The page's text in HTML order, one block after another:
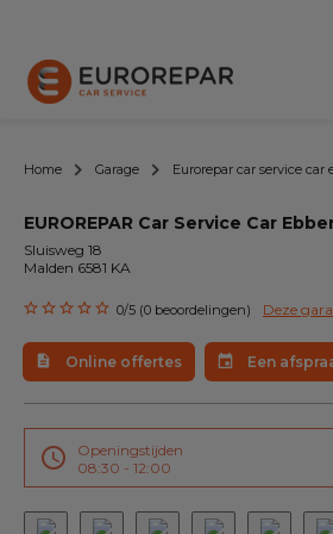
Een afspraak maken
Online offertes
EUREPAR Pech Service
Onze occasions
Over ons
Home Garage Eurorepar car service car
EUROREPAR Car Service Car
Sluisweg 18
Malden 6581 KA
0/5 (0 beoordelingen) Deze
Online offertes Een
Openingstijden
08:30 - 12:00